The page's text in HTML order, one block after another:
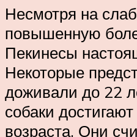
Несмотря на
повышенную
Пекинесы
Некоторые
доживали до 22
собаки
возраста. Они